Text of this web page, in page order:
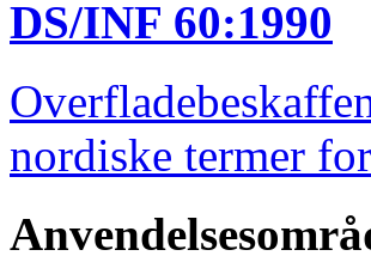
DS/INF 60:1990
nordiske termer